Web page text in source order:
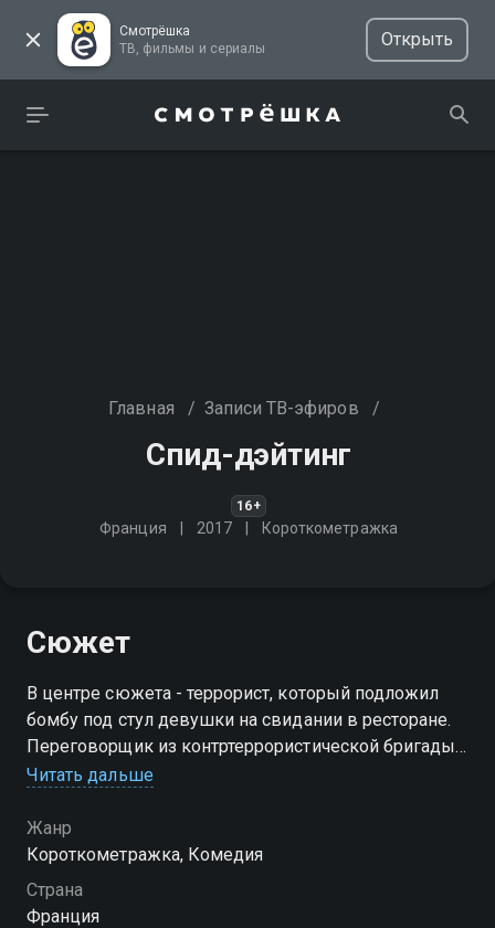
Смотрёшка
ТВ, фильмы и сериалы
Открыть
Главная / Записи ТВ-эфиров /
Спид-дэйтинг
16+
Франция 2017 Короткометражка
Сюжет
В центре сюжета - террорист, который подложил
бомбу под стул девушки на свидании в ресторане.
Переговорщик из контртеррористической бригады
сталкивается с непростой задачей - обезвредить
Читать дальше
Жанр
Короткометражка, Комедия
Страна
Франция